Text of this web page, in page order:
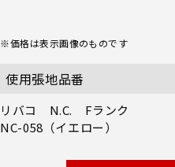
※価格は表示画像のものです
使用張地品番
リバコ　N.C.　Fランク
NC-058（イエロー）